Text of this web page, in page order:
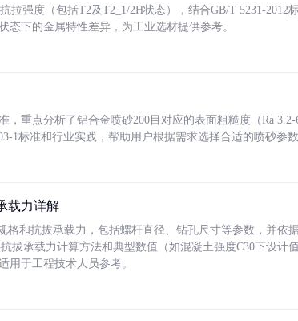
拉强度（包括T2及T2_1/2H状态），结合GB/T 5231-2012
态下的金属特性差异，为工业选材提供参考。
，重点分析了铝合金喷砂200目对应的表面粗糙度（Ra
1标准和行业实践，帮助用户根据需求选择合适的喷砂参数
载力详解
格和抗拔承载力，包括螺杆直径、钻孔尺寸等参数，并依
拔承载力计算方法和典型数值（如混凝土强度C30下设计
用于工程技术人员参考。